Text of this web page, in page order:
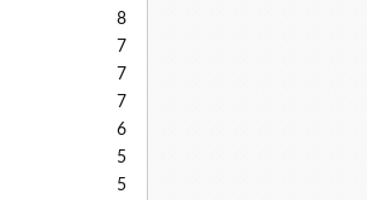
8
7
7
7
6
5
5